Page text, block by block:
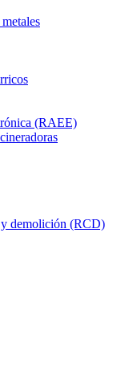
(RAEE)
y demolición (RCD)